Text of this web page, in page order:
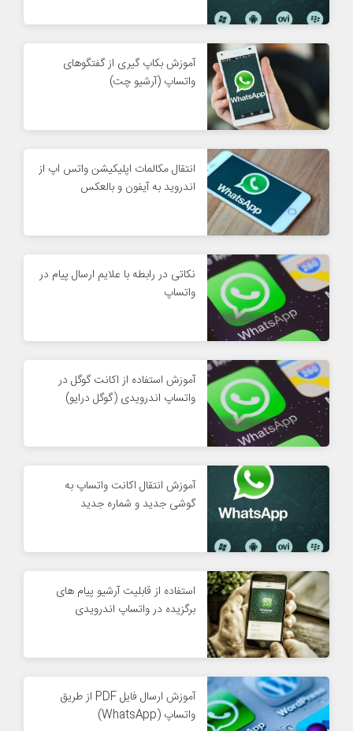
آموزش بکاپ گیری از گفتگوهای
واتساپ (آرشیو چت)
انتقال مکالمات اپلیکیشن واتس اپ از
اندروید به آیفون و بالعکس
نکاتی در رابطه با علایم ارسال پیام در
واتساپ
آموزش استفاده از اکانت گوگل در
واتساپ اندرویدی (گوگل درایو)
آموزش انتقال اکانت واتساپ به
گوشی جدید و شماره جدید
استفاده از قابلیت آرشیو پیام های
برگزیده در واتساپ اندرویدی
آموزش ارسال فایل PDF از طریق
واتساپ (WhatsApp)